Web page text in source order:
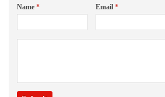
Name * Email*